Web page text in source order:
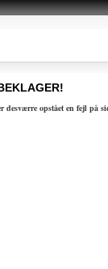
desværre opstået en fejl på